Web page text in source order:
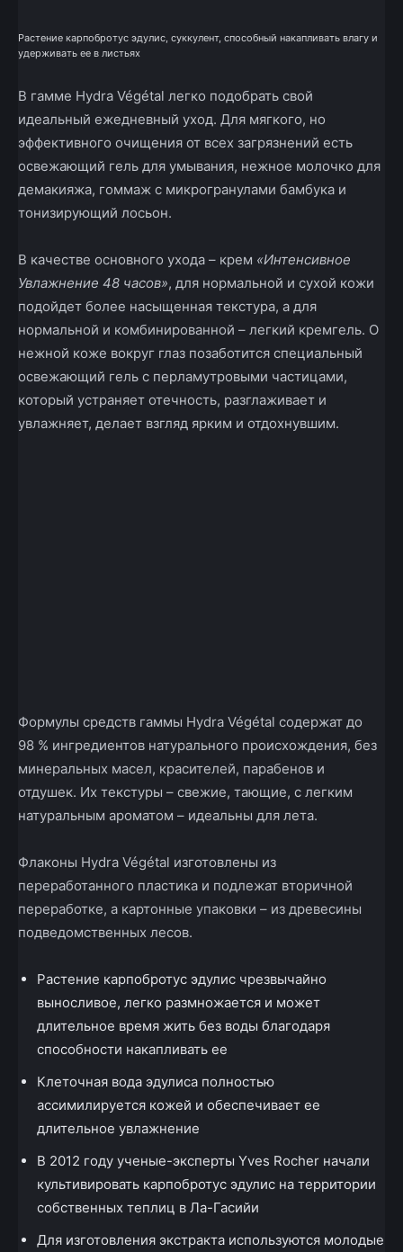
Растение карпобротус эдулис, суккулент, способный накапливать влагу и
удерживать ее в листьях
В гамме Hydra Végétal легко подобрать свой
идеальный ежедневный уход. Для мягкого, но
эффективного очищения от всех загрязнений есть
освежающий гель для умывания, нежное молочко для
демакияжа, гоммаж с микрогранулами бамбука и
тонизирующий лосьон.
В качестве основного ухода – крем «Интенсивное
Увлажнение 48 часов», для нормальной и сухой кожи
подойдет более насыщенная текстура, а для
нормальной и комбинированной – легкий крем­гель. О
нежной коже вокруг глаз позаботится специальный
освежающий гель с перламутровыми частицами,
который устраняет отечность, разглаживает и
увлажняет, делает взгляд ярким и отдохнувшим.
Формулы средств гаммы Hydra Végétal содержат до
98 % ингредиентов натурального происхождения, без
минеральных масел, красителей, парабенов и
отдушек. Их текстуры – свежие, тающие, с легким
натуральным ароматом – идеальны для лета.
Флаконы Hydra Végétal изготовлены из
переработанного пластика и подлежат вторичной
переработкe, а картонные упаковки – из древесины
подведомственных лесов.
Растение карпобротус эдулис чрезвычайно
выносливое, легко размножается и может
длительное время жить без воды благодаря
способности накапливать ее
Клеточная вода эдулиса полностью
ассимилируется кожей и обеспечивает ее
длительное увлажнение
В 2012 году ученые-эксперты Yves Rocher начали
культивировать карпобротус эдулис на территории
собственных теплиц в Ла-Гасийи
Для изготовления экстракта используются молодые